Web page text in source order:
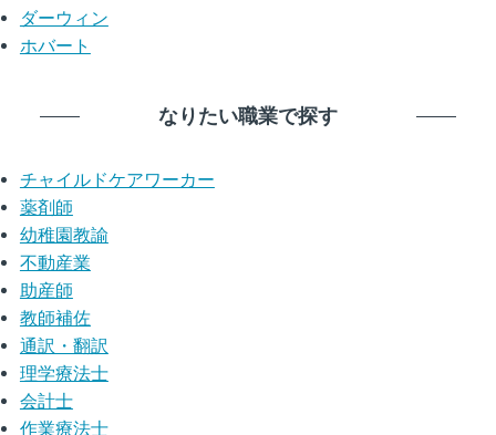
ダーウィン
ホバート
なりたい職業で探す
チャイルドケアワーカー
薬剤師
幼稚園教諭
不動産業
助産師
教師補佐
通訳・翻訳
理学療法士
会計士
作業療法士